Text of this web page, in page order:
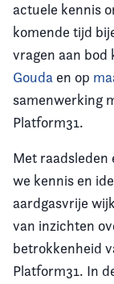
actuele kennis
komende tijd
vragen aan bod
Gouda en op
samenwerking
Platform31.
Met raadsleden
we kennis en
aardgasvrije
van inzichten
betrokkenheid
Platform31. In